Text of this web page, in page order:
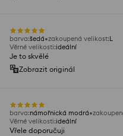
barva:šedá zakoupená velikost:L
Věrné velikosti:ideální
Je to skvělé
Zobrazit originál
barva:námořnická modrá
Věrné velikosti:ideální
Vřele doporučuji